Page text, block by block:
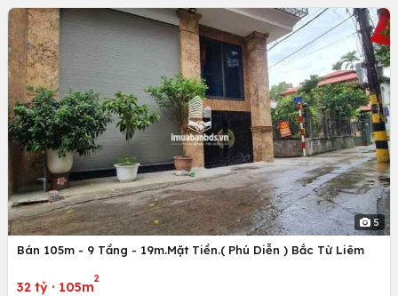
5
Bán 105m - 9 Tầng - 19m.Mặt Tiền.( Phú Diễn ) Bắc Từ Liêm
32 tỷ · 105m
2